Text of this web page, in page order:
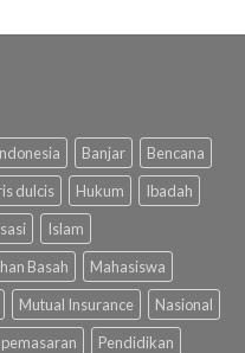
Banjar
Bencana
dulcis Hukum
Ibadah
Islam
Basah
Mahasiswa
Mutual Insurance
Nasional
pemasaran
Pendidikan